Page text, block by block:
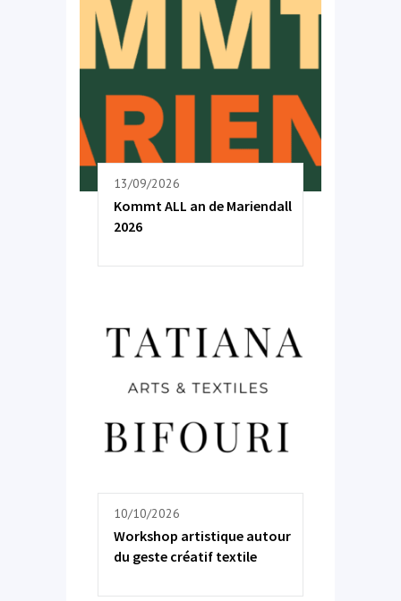
13/09/2026
Kommt ALL an de Mariendall
2026
10/10/2026
Workshop artistique autour
du geste créatif textile